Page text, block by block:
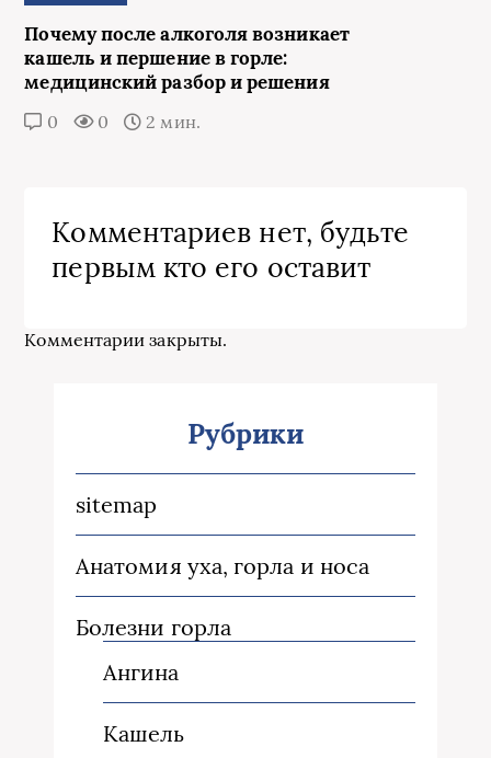
Почему после алкоголя возникает
кашель и першение в горле:
медицинский разбор и решения
0 0 2 мин.
Комментариев нет, будьте
первым кто его оставит
Комментарии закрыты.
Рубрики
sitemap
Анатомия уха, горла и носа
Болезни горла
Ангина
Кашель